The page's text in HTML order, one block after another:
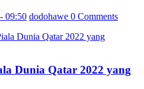
09:50 dodohawe 0 Comments
Dunia Qatar 2022 yang